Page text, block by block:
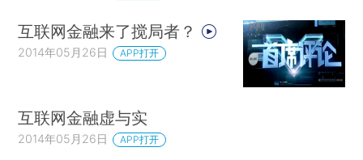
互联网金融来了搅局者？
2014年05月26日 APP打开
互联网金融虚与实
2014年05月26日 APP打开